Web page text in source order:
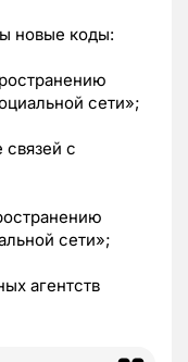
новые коды:
сети»;
связей с
сети»;
агентств